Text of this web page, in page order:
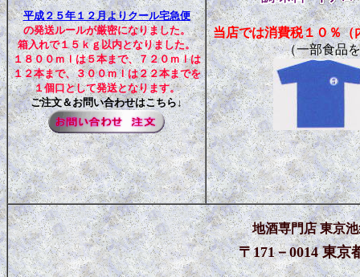
平成２５年１２月よりクール宅急便
の発送ルールが厳密になりました。
箱入れで１５ｋｇ以内となりました。
１８００ｍｌは５本まで、７２０ｍｌは
１２本まで、３００ｍｌは２２本までを
１個口として発送となります。
ご注文＆お問い合わせはこちら↓
当店では消費税１０％（
（一部食品
地酒専門店 東京
〒171－0014 東京